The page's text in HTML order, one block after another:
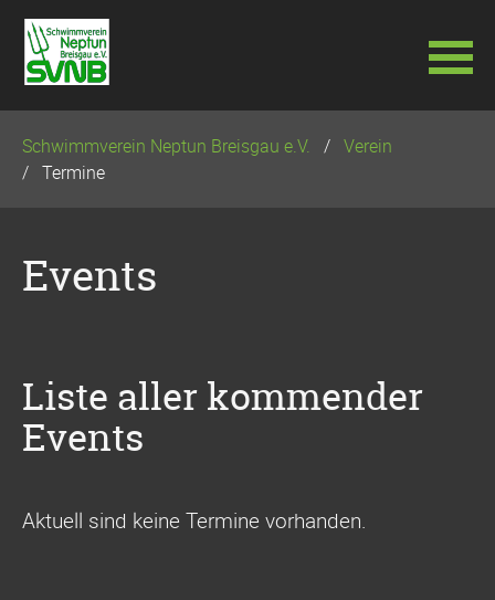
überspringen
Schwimmverein Neptun Breisgau e.V.
Verein
Termine
Events
Liste aller kommender
Events
Aktuell sind keine Termine vorhanden.